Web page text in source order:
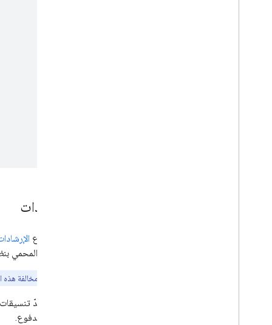
الإرشادات
يجب اتّباع
المحتوى المحمي
: عند مخالفة
المدفوع.